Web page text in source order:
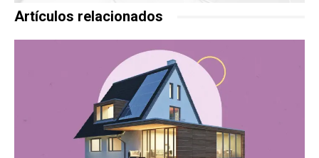
Artículos relacionados